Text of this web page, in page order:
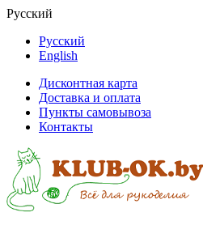
Русский
Русский
English
Дисконтная карта
Доставка и оплата
Пункты самовывоза
Контакты